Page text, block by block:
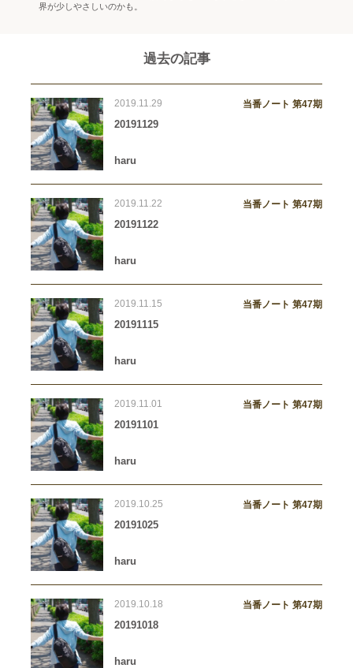
界が少しやさしいのかも。
過去の記事
2019.11.29 当番ノート 第47期
20191129
haru
2019.11.22 当番ノート 第47期
20191122
haru
2019.11.15 当番ノート 第47期
20191115
haru
2019.11.01 当番ノート 第47期
20191101
haru
2019.10.25 当番ノート 第47期
20191025
haru
2019.10.18 当番ノート 第47期
20191018
haru